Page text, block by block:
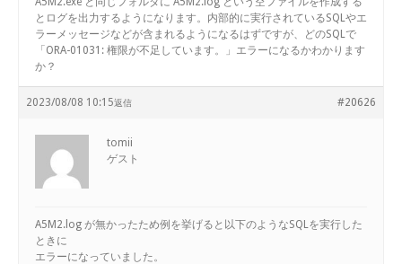
とログを出力するようになります。内部的に実行されているSQLやエ
ラーメッセージなどが含まれるようになるはずですが、どのSQLで
「ORA-01031: 権限が不足しています。」エラーになるかわかります
か？
2023/08/08 10:15 #20626
返信
tomii
ゲスト
A5M2.log が無かったため例を挙げると以下のようなSQLを実行した
ときに
エラーになっていました。